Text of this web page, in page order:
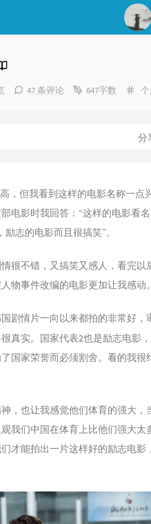
3
47 条评论 647字数
分
分
，但我看到这样的电影名称一点
电影时我回答：“这样的电影看
志的电影而且很搞笑”。
很不错，又搞笑又感人，看完以
物事件改编的电影更加让我感动
国剧情片一向以来都拍的非常好，
真实。国家代表2也是励志电影
国家荣誉而必须割舍。看的我很
，也让我感觉他们体育的强大，
我们中国在体育上比他们强大太
才能拍出一片这样好的励志电影